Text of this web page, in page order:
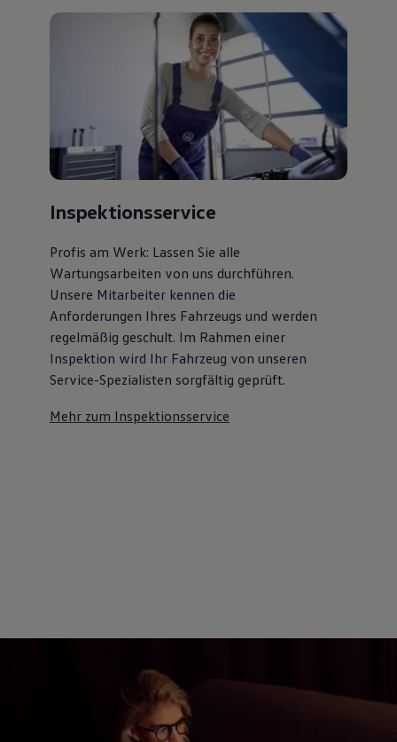
Inspektionsservice
Profis am Werk: Lassen Sie alle
Wartungsarbeiten von uns durchführen.
Unsere Mitarbeiter kennen die
Anforderungen Ihres Fahrzeugs und werden
regelmäßig geschult. Im Rahmen einer
Inspektion wird Ihr Fahrzeug von unseren
Service-Spezialisten sorgfältig geprüft.
Mehr zum Inspektionsservice